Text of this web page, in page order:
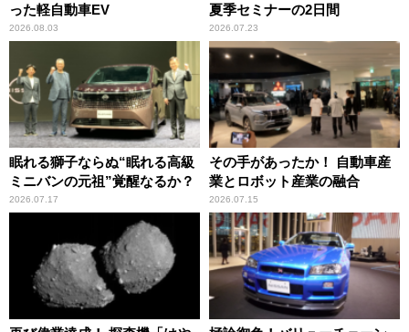
った軽自動車EV
2026.08.03
夏季セミナーの2日間
2026.07.23
眠れる獅子ならぬ“眠れる高級
ミニバンの元祖”覚醒なるか？
2026.07.17
その手があったか！ 自動車産
業とロボット産業の融合
2026.07.15